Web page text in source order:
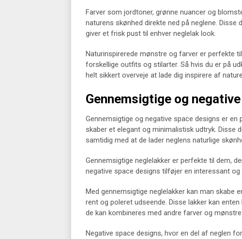
Farver som jordtoner, grønne nuancer og
naturens skønhed direkte ned på neglene.
giver et frisk pust til enhver neglelak look.
Naturinspirerede mønstre og farver er perfekte
forskellige outfits og stilarter. Så hvis du er på
helt sikkert overveje at lade dig inspirere af
Gennemsigtige og
Gennemsigtige og negative space designs er
skaber et elegant og minimalistisk udtryk. Disse
samtidig med at de lader neglens naturlige
Gennemsigtige neglelakker er perfekte til dem,
negative space designs tilføjer en interessant
Med gennemsigtige neglelakker kan man skabe
rent og poleret udseende. Disse lakker kan
de kan kombineres med andre farver og
Negative space designs, hvor en del af neglen